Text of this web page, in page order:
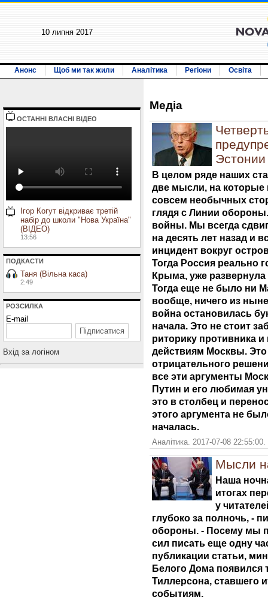
10 липня 2017
Анонс Щоб ми так жили Аналітика Регіони Освіта
ОСТАННI ВЛАСНI ВIДЕО
Ігор Когут відкриває третій
набір до школи "Нова Україна"
(ВІДЕО)
13:56
ПОДКАСТИ
Таня (Вільна каса)
2:49
РОЗСИЛКА
E-mail
Вхiд за логiном
Медiа
Эстонии
В целом ряде наших
две мысли, на которые
совсем необычных
глядя с Линии
войны. Мы всегда
на десять лет назад и
инцидент вокруг
Тогда Россия реально
Крыма, уже
Тогда еще не было ни
вообще, ничего из
война остановилась
начала. Это не стоит
риторику противника
действиям Москвы. Это
отрицательного
все эти аргументы
Путин и его любимая
это в столбец и
этого аргумента не
началась.
Аналітика. 2017-07-08
Мысли
Наша
итогах
у
глубоко за полночь, -
обороны. - Посему мы
сил писать еще одну
публикации статьи,
Белого Дома появился
Тиллерсона, ставшего
событиям.